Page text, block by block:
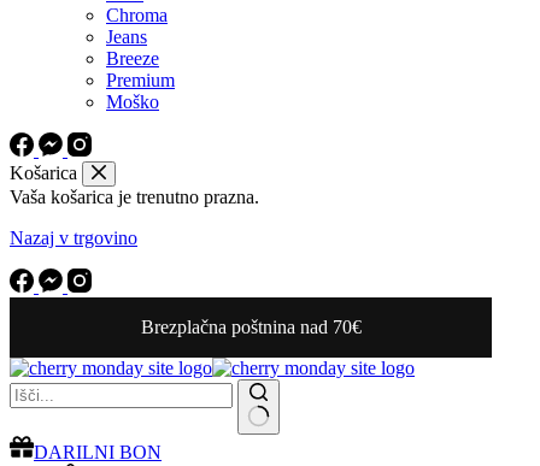
Chroma
Jeans
Breeze
Premium
Moško
Košarica
Vaša košarica je trenutno prazna.
Nazaj v trgovino
Brezplačna poštnina nad 70€
NoDARILNI BON